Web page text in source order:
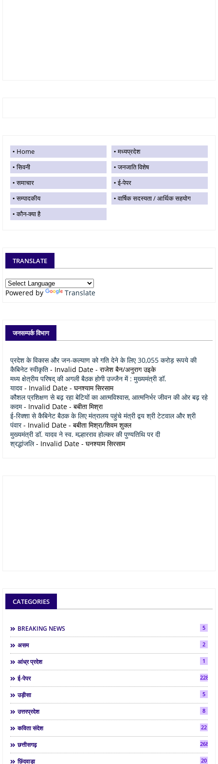
Home
मध्यप्रदेश
सिवनी
जनजाति विशेष
समाचार
ई-पेपर
सम्पादकीय
वार्षिक सदस्यता / आर्थिक सहयोग
कौन-क्या है
TRANSLATE
Powered by Translate
जनसम्पर्क विभाग
प्रदेश के विकास और जन-कल्याण को गति देने के लिए 30,055 करोड़ रूपये की
कैबिनेट स्वीकृति - Invalid Date - राजेश बैन/अनुराग उइके
मध्य क्षेत्रीय परिषद् की अगली बैठक होगी उज्जैन में : मुख्यमंत्री डॉ.
यादव - Invalid Date - घनश्याम सिरसाम
कौशल प्रशिक्षण से बढ़ रहा बेटियों का आत्मविश्वास, आत्मनिर्भर जीवन की ओर बढ़ रहे
कदम- Invalid Date - बबीता मिश्रा
ई-रिक्शा से कैबिनेट बैठक के लिए मंत्रालय पहुंचे मंत्री द्वय श्री टेटवाल और श्री
पंवार- Invalid Date - बबीता मिश्रा/शिवम शुक्ल
मुख्यमंत्री डॉ. यादव ने स्व. मल्हारराव होल्कर की पुण्यतिथि पर दी
श्रद्धांजलि- Invalid Date - घनश्याम सिरसाम
CATEGORIES
BREAKING NEWS 5
असम 2
आंध्र प्रदेश 1
ई-पेपर 2286
उड़ीसा 5
उत्तरप्रदेश 8
कविता संदेश 22
छत्तीसगढ़ 268
छिंदवाड़ा 20